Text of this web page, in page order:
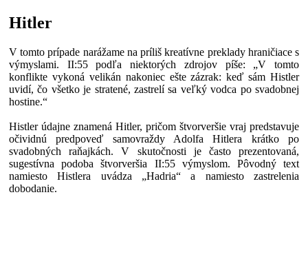
Hitler
V tomto prípade narážame na príliš kreatívne preklady hraničiace s
výmyslami. II:55 podľa niektorých zdrojov píše: „V tomto
konflikte vykoná velikán nakoniec ešte zázrak: keď sám Histler
uvidí, čo všetko je stratené, zastrelí sa veľký vodca po svadobnej
hostine.“
Histler údajne znamená Hitler, pričom štvorveršie vraj predstavuje
očividnú predpoveď samovraždy Adolfa Hitlera krátko po
svadobných raňajkách. V skutočnosti je často prezentovaná,
sugestívna podoba štvorveršia II:55 výmyslom. Pôvodný text
namiesto Histlera uvádza „Hadria“ a namiesto zastrelenia
dobodanie.